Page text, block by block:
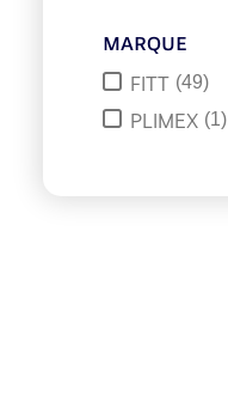
MARQUE
FITT (49)
PLIMEX (1)